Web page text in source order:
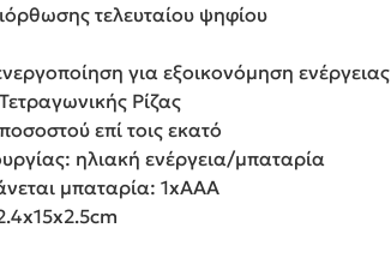
τελευταίου ψηφίου
για εξοικονόμηση ενέργειας
Ρίζας
επί τοις εκατό
ηλιακή ενέργεια/μπαταρία
μπαταρία: 1xAAA